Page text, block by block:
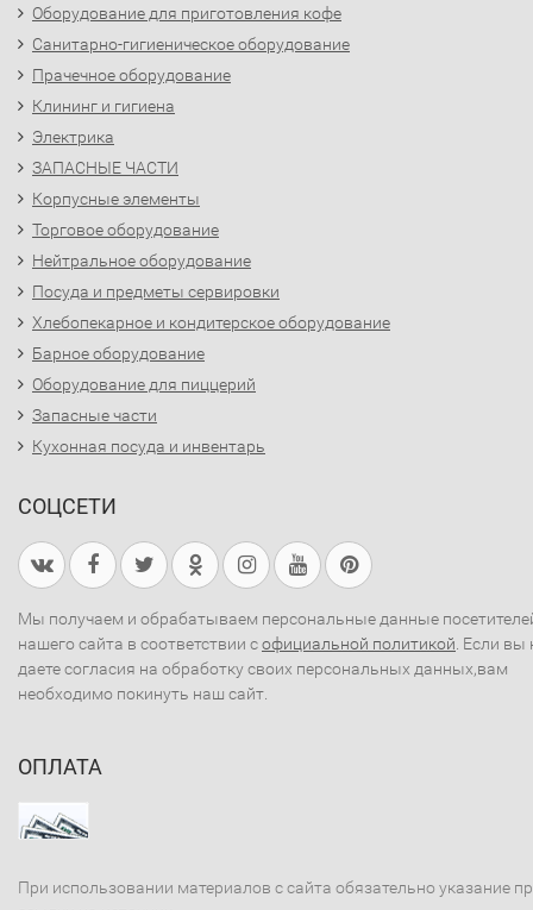
Оборудование для приготовления кофе
Санитарно-гигиеническое оборудование
Прачечное оборудование
Клининг и гигиена
Электрика
ЗАПАСНЫЕ ЧАСТИ
Корпусные элементы
Торговое оборудование
Нейтральное оборудование
Посуда и предметы сервировки
Хлебопекарное и кондитерское оборудование
Барное оборудование
Оборудование для пиццерий
Запасные части
Кухонная посуда и инвентарь
СОЦСЕТИ
Мы получаем и обрабатываем персональные данные
нашего сайта в соответствии софициальной политикой . Если вы
даете согласия на обработку своих персональных данных,вам
необходимо покинуть наш сайт.
ОПЛАТА
При использовании материалов с сайта обязательно указание